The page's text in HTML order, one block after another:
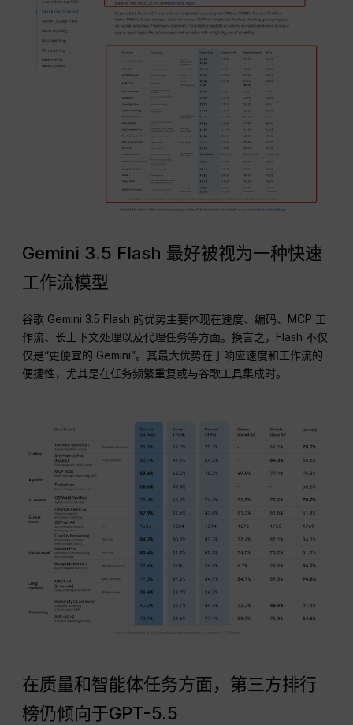
Gemini 3.5 Flash 最好被视为一种快速
工作流模型
谷歌 Gemini 3.5 Flash 的优势主要体现在速度、编码、MCP 工
作流、长上下文处理以及代理任务等方面。换言之，Flash 不仅
仅是“更便宜的 Gemini”。其最大优势在于响应速度和工作流的
便捷性，尤其是在任务频繁重复或与谷歌工具集成时。.
在质量和智能体任务方面，第三方排行
榜仍倾向于GPT-5.5